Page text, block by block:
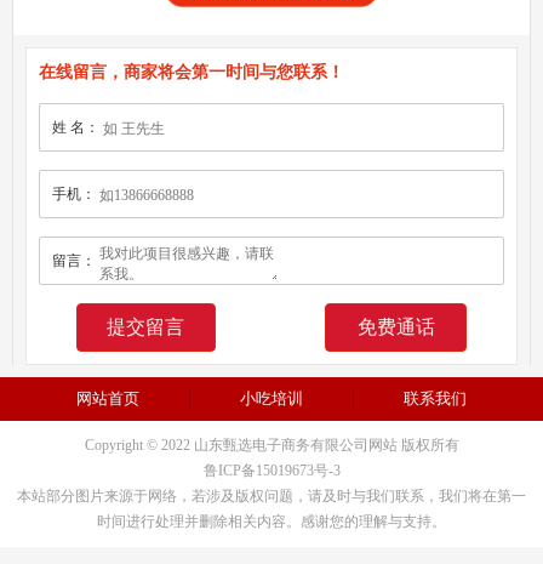
在线留言，商家将会第一时间与您联系！
姓 名：
手机：
留言：
免费通话
网站首页 小吃培训 联系我们
Copyright © 2022 山东甄选电子商务有限公司网站 版权所有
鲁ICP备15019673号-3
本站部分图片来源于网络，若涉及版权问题，请及时与我们联系，我们将在第一
时间进行处理并删除相关内容。感谢您的理解与支持。